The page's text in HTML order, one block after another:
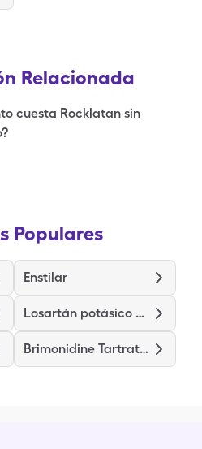
Relacionada
cuesta Rocklatan sin
Populares
Enstilar
Losartán potásico hidroclorotiazida
Brimonidine Tartrate-Timolol